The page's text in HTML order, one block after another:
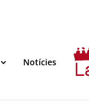
Notícies